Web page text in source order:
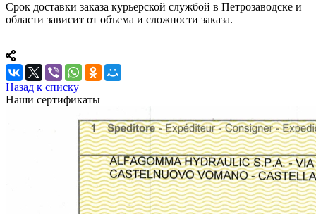
Срок доставки заказа курьерской службой в Петрозаводске и
области зависит от объема и сложности заказа.
Назад к списку
Наши сертификаты